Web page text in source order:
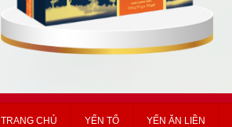
TRANG CHỦ YẾN TỔ YẾN ĂN LIỀN